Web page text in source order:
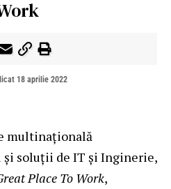
18 aprilie 2022
multinațională
soluții de IT și Inginerie,
Place To Work,